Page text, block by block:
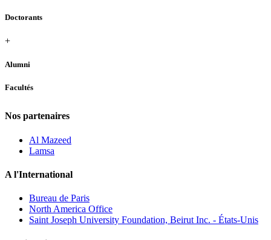
Doctorants
+
Alumni
Facultés
Nos partenaires
Al Mazeed
Lamsa
A l'International
Bureau de Paris
North America Office
Saint Joseph University Foundation, Beirut Inc. - États-Unis